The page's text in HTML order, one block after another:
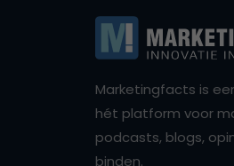
Marketingfacts is
hét platform voor
podcasts, blogs,
binden.